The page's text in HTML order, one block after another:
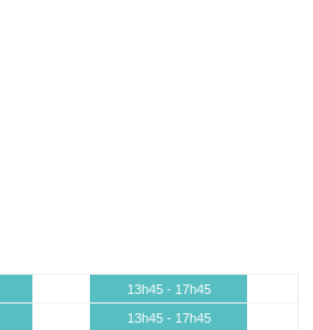
13h45 - 17h45
13h45 - 17h45